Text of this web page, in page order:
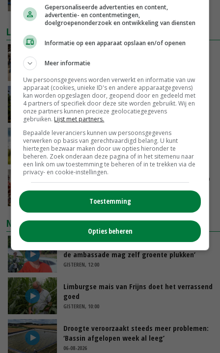
01-11-2017
LAATSTE NIEUWS
boeren nu erkenning
Kamervragen over onttrekkingsverbod,
minister spreekt van ‘ondernemersrisico’
GISTEREN, 16:27
‘Rendement van Krullvarkens komt van de
overkant’
GISTEREN, 15:30
Oorlogen en El Niño stuwen voedselprijzen op
GISTEREN, 15:04
NIEUWSTE VIDEO'S
Oekraïne-vlogger Kees Huizinga: ‘Bezoek van
de ambassade mag zelf groente plukken’
GISTEREN, 12:00
Limburgse mais van Frijns doet het verrassend
goed
GISTEREN, 10:00
Droogte veroorzaakt steeds meer problemen:
‘Bassin afgelopen week al leeg’
06-08-2026
Gepersonaliseerde advertenties en content,
advertentie- en contentmetingen,
doelgroepenonderzoek en ontwikkeling van diensten
Informatie op een apparaat opslaan en/of openen
Meer informatie
Uw persoonsgegevens worden verwerkt en informatie van uw
apparaat (cookies, unieke ID's en andere apparaatgegevens)
kan worden opgeslagen door, geopend door en gedeeld met
4 partners of specifiek door deze site worden gebruikt. Wij en
onze partners kunnen precieze geolocatiegegevens
gebruiken. Lijst met partners.
Bepaalde leveranciers kunnen uw persoonsgegevens
verwerken op basis van gerechtvaardigd belang. U kunt
hiertegen bezwaar maken door uw opties hieronder te
beheren. Zoek onderaan deze pagina of in het sitemenu naar
een link om uw toestemming te beheren of in te trekken via de
privacy- en cookie-instellingen.
Toestemming
Opties beheren